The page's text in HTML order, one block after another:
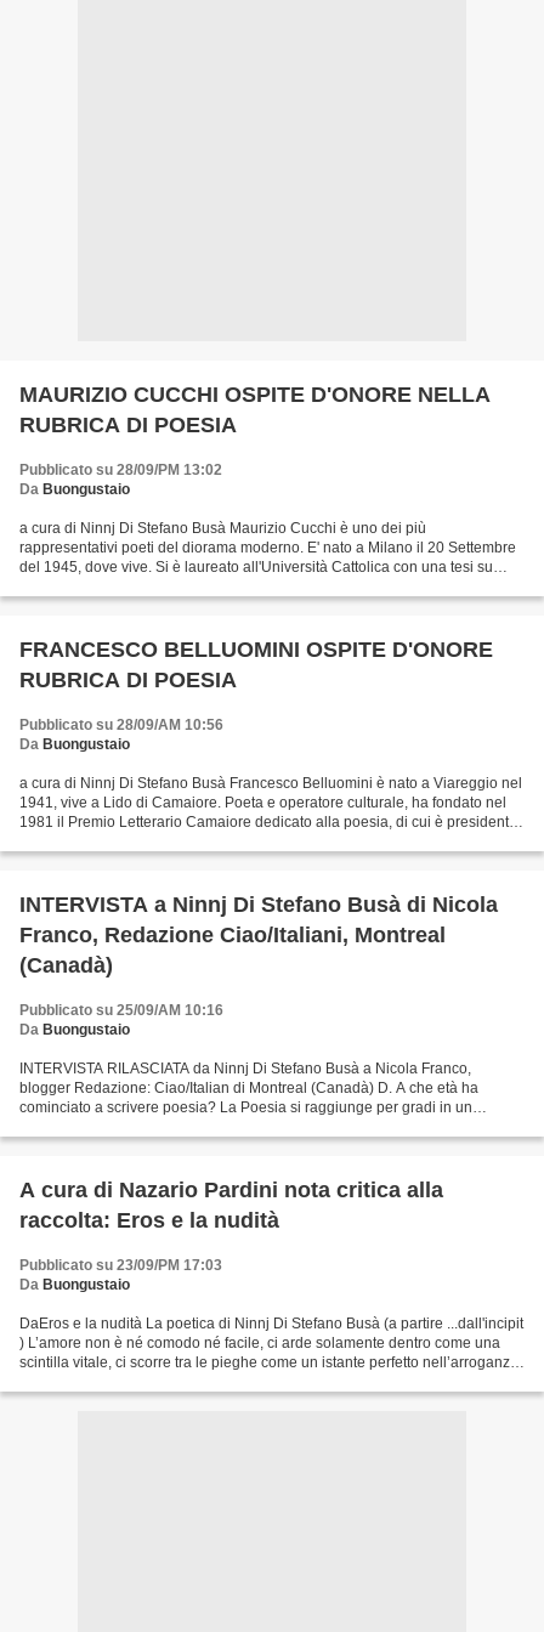
MAURIZIO CUCCHI OSPITE D'ONORE NELLA
RUBRICA DI POESIA
Pubblicato su 28/09/PM 13:02
Da Buongustaio
a cura di Ninnj Di Stefano Busà Maurizio Cucchi è uno dei più
rappresentativi poeti del diorama moderno. E' nato a Milano il 20 Settembre
del 1945, dove vive. Si è laureato all'Università Cattolica con una tesi su
FRANCESCO BELLUOMINI OSPITE D'ONORE
RUBRICA DI POESIA
Pubblicato su 28/09/AM 10:56
Da Buongustaio
a cura di Ninnj Di Stefano Busà Francesco Belluomini è nato a Viareggio nel
1941, vive a Lido di Camaiore. Poeta e operatore culturale, ha fondato nel
1981 il Premio Letterario Camaiore dedicato alla poesia, di cui è presidente.
INTERVISTA a Ninnj Di Stefano Busà di Nicola
Franco, Redazione Ciao/Italiani, Montreal
(Canadà)
Pubblicato su 25/09/AM 10:16
Da Buongustaio
INTERVISTA RILASCIATA da Ninnj Di Stefano Busà a Nicola Franco,
blogger Redazione: Ciao/Italian di Montreal (Canadà) D. A che età ha
cominciato a scrivere poesia? La Poesia si raggiunge per gradi in un
A cura di Nazario Pardini nota critica alla
raccolta: Eros e la nudità
Pubblicato su 23/09/PM 17:03
Da Buongustaio
DaEros e la nudità La poetica di Ninnj Di Stefano Busà (a partire ...dall'incipit
) L’amore non è né comodo né facile, ci arde solamente dentro come una
scintilla vitale, ci scorre tra le pieghe come un istante perfetto nell’arroganza